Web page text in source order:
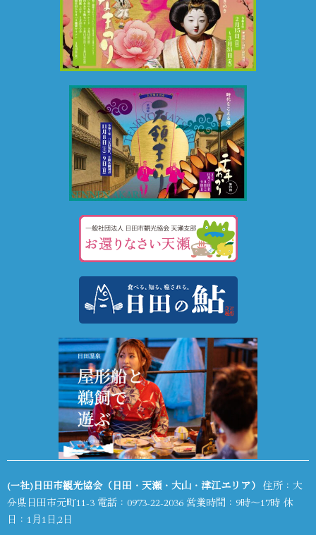
(一社)日田市観光協会（日田・天瀬・大山・津江エリア） 住所：大
分県日田市元町11-3 電話： 0973-22-2036 営業時間：9時～17時 休
日：1月1日,2日